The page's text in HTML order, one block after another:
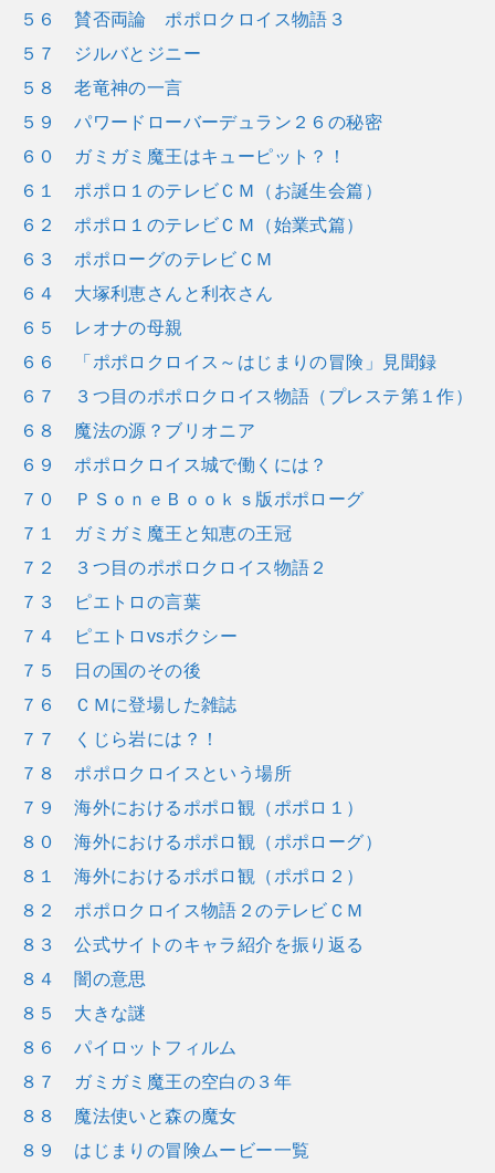
５６ 賛否両論 ポポロクロイス物語３
５７ ジルバとジニー
５８ 老竜神の一言
５９ パワードローバーデュラン２６の秘密
６０ ガミガミ魔王はキューピット？！
６１ ポポロ１のテレビＣＭ（お誕生会篇）
６２ ポポロ１のテレビＣＭ（始業式篇）
６３ ポポローグのテレビＣＭ
６４ 大塚利恵さんと利衣さん
６５ レオナの母親
６６ 「ポポロクロイス～はじまりの冒険」見聞録
６７ ３つ目のポポロクロイス物語（プレステ第１作）
６８ 魔法の源？ブリオニア
６９ ポポロクロイス城で働くには？
７０ ＰＳｏｎｅＢｏｏｋｓ版ポポローグ
７１ ガミガミ魔王と知恵の王冠
７２ ３つ目のポポロクロイス物語２
７３ ピエトロの言葉
７４ ピエトロvsボクシー
７５ 日の国のその後
７６ ＣＭに登場した雑誌
７７ くじら岩には？！
７８ ポポロクロイスという場所
７９ 海外におけるポポロ観（ポポロ１）
８０ 海外におけるポポロ観（ポポローグ）
８１ 海外におけるポポロ観（ポポロ２）
８２ ポポロクロイス物語２のテレビＣＭ
８３ 公式サイトのキャラ紹介を振り返る
８４ 闇の意思
８５ 大きな謎
８６ パイロットフィルム
８７ ガミガミ魔王の空白の３年
８８ 魔法使いと森の魔女
８９ はじまりの冒険ムービー一覧